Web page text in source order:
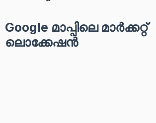
Google മാപ്പിലെ മാർക്കറ്റ്
ലൊക്കേഷൻ